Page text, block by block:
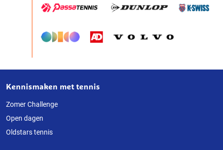
Over
deze
website
Kennismaken met tennis
Zomer Challenge
Open dagen
Oldstars tennis